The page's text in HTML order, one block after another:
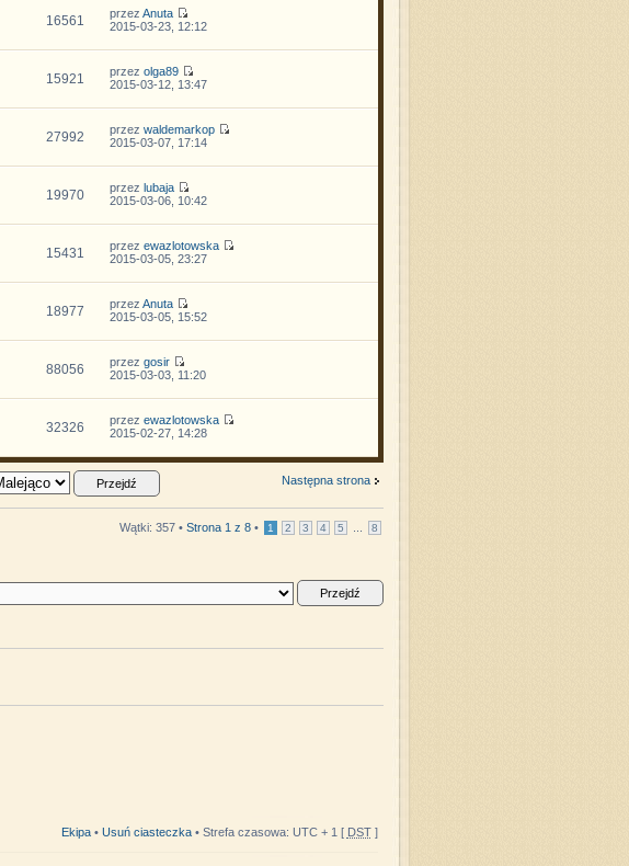
16561 przez Anuta
2015-03-23, 12:12
15921 przez olga89
2015-03-12, 13:47
27992 przez waldemarkop
2015-03-07, 17:14
19970 przez lubaja
2015-03-06, 10:42
15431 przez ewazlotowska
2015-03-05, 23:27
18977 przez Anuta
2015-03-05, 15:52
88056 przez gosir
2015-03-03, 11:20
32326 przez ewazlotowska
2015-02-27, 14:28
Następna strona
Wątki: 357 • Strona 1 z 8• 1 2 3 4 5 8
Ekipa• Usuń ciasteczka• Strefa czasowa: UTC + 1 [ DST]